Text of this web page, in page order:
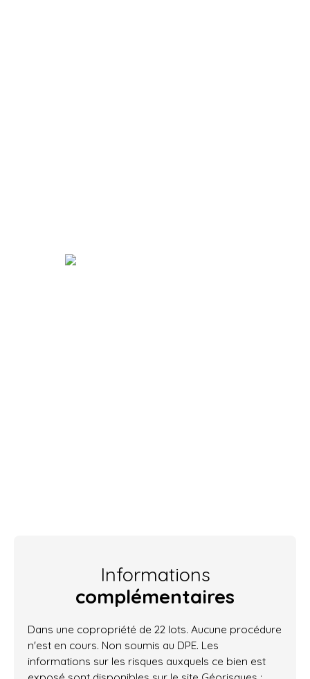
Informations
complémentaires
Dans une copropriété de 22 lots. Aucune procédure
n'est en cours. Non soumis au DPE. Les
informations sur les risques auxquels ce bien est